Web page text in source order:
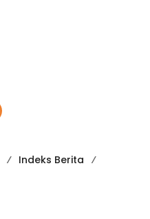
Indeks Berita